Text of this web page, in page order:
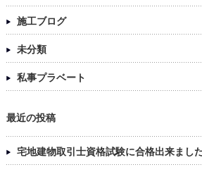
施工ブログ
未分類
私事プラベート
最近の投稿
宅地建物取引士資格試験に合格出来まし